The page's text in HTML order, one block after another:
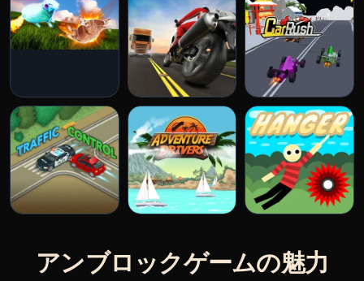
アンブロックゲームの魅力